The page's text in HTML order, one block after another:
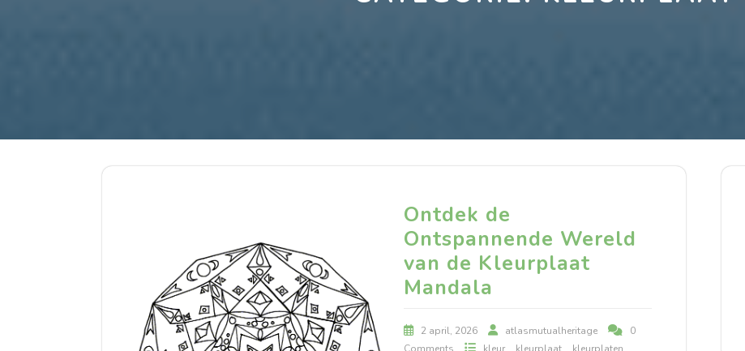
Ontdek de
Ontspannende Wereld
van de Kleurplaat
Mandala
2 april, 2026 atlasmutualheritage
0